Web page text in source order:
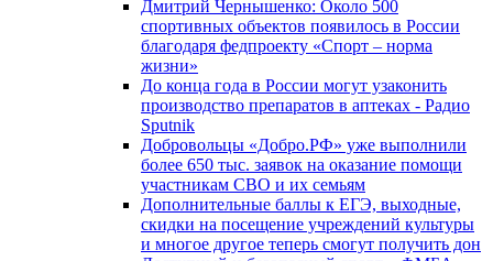
Дмитрий Чернышенко: Около 500
спортивных объектов появилось в России
благодаря федпроекту «Спорт – норма
жизни»
До конца года в России могут узаконить
производство препаратов в аптеках - Радио
Sputnik
Добровольцы «Добро.РФ» уже выполнили
более 650 тыс. заявок на оказание помощи
участникам СВО и их семьям
Дополнительные баллы к ЕГЭ, выходные,
скидки на посещение учреждений культуры
и многое другое теперь смогут получить дон